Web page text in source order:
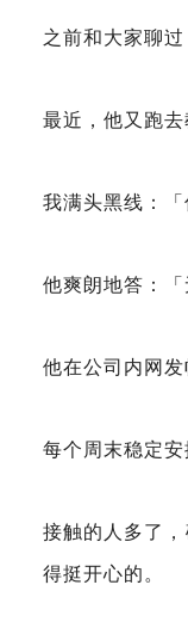
之前和大家聊过
最近，他又跑去
我满头黑线：「
他爽朗地答：「
他在公司内网
每个周末稳定
接触的人多了
得挺开心的。